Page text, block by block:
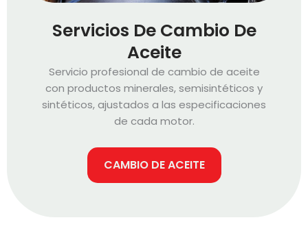
Servicios De Cambio De
Aceite
Servicio profesional de cambio de aceite
con productos minerales, semisintéticos y
sintéticos, ajustados a las especificaciones
de cada motor.
CAMBIO DE ACEITE